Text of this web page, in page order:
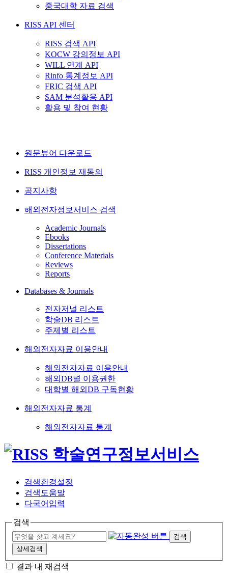
중국대학 자료 검색
RISS API 센터
RISS 검색 API
KOCW 강의정보 API
WILL 연계 API
Rinfo 통계정보 API
FRIC 검색 API
SAM 분석활용 API
활용 및 참여 현황
원문뷰어 다운로드
RISS 개인정보 재동의
공지사항
해외전자정보서비스 검색
Academic Journals
Ebooks
Dissertations
Conference Materials
Reviews
Reports
Databases & Journals
전자저널 리스트
학술DB 리스트
주제별 리스트
해외전자자료 이용안내
해외전자자료 이용안내
해외DB별 이용권한
대학별 해외DB 구독현황
해외전자자료 통계
해외전자자료 통계
검색환경설정
검색도움말
다국어입력
검색
검색
상세검색
결과 내 재검색